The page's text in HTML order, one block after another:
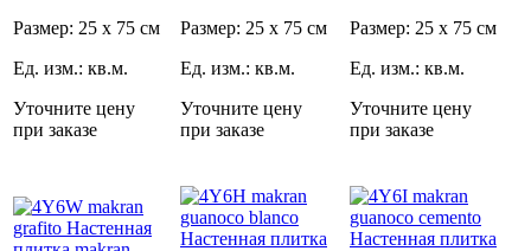
Размер: 25 x 75 см
Ед. изм.: кв.м.
Уточните цену
при заказе
Размер: 25 x 75 см
Ед. изм.: кв.м.
Уточните цену
при заказе
Размер: 25 x 75 см
Ед. изм.: кв.м.
Уточните цену
при заказе